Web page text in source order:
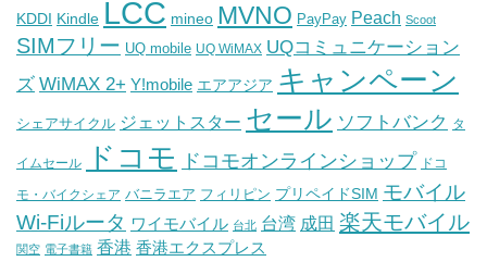
KDDI Kindle LCC mineo MVNO PayPay Peach Scoot
SIMフリー UQ mobile UQ WiMAX UQコミュニケーション
ズ WiMAX 2+ Y!mobile エアアジア キャンペーン
シェアサイクル ジェットスター セール ソフトバンク タ
イムセール ドコモ ドコモオンラインショップ ドコ
モ・バイクシェア バニラエア フィリピン プリペイドSIM モバイル
Wi-Fiルータ ワイモバイル 台北 台湾 成田 楽天モバイル
関空 電子書籍 香港 香港エクスプレス